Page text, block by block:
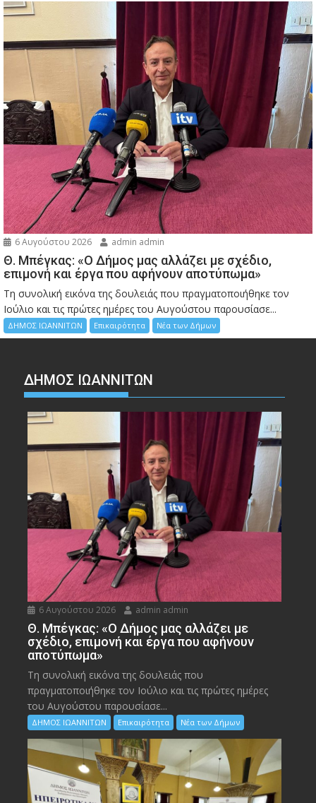
6 Αυγούστου 2026 admin admin
Θ. Μπέγκας: «Ο Δήμος μας αλλάζει με σχέδιο,
επιμονή και έργα που αφήνουν αποτύπωμα»
Τη συνολική εικόνα της δουλειάς που πραγματοποιήθηκε τον
Ιούλιο και τις πρώτες ημέρες του Αυγούστου παρουσίασε...
ΔΗΜΟΣ ΙΩΑΝΝΙΤΩΝ Επικαιρότητα Νέα των Δήμων
ΔΗΜΟΣ ΙΩΑΝΝΙΤΩΝ
6 Αυγούστου 2026 admin admin
Θ. Μπέγκας: «Ο Δήμος μας αλλάζει με
σχέδιο, επιμονή και έργα που αφήνουν
αποτύπωμα»
Τη συνολική εικόνα της δουλειάς που
πραγματοποιήθηκε τον Ιούλιο και τις πρώτες ημέρες
του Αυγούστου παρουσίασε...
ΔΗΜΟΣ ΙΩΑΝΝΙΤΩΝ Επικαιρότητα Νέα των Δήμων